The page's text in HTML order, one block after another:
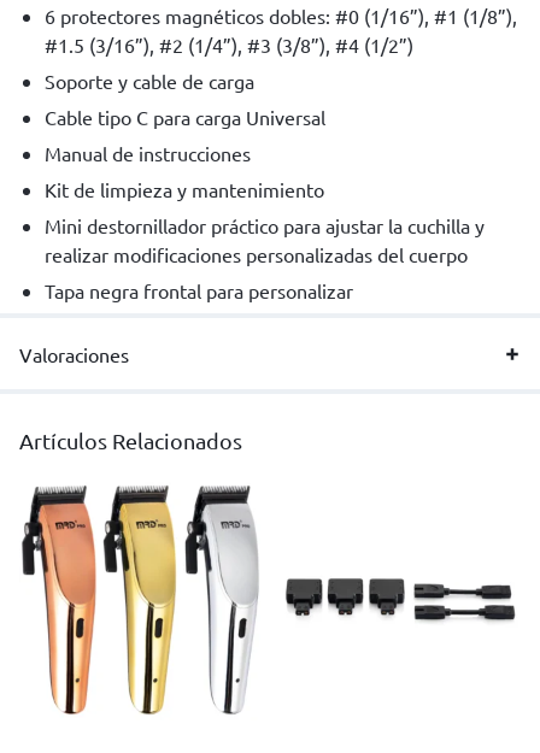
6 protectores magnéticos dobles: #0 (1/16”), #1 (1/8”),
#1.5 (3/16”), #2 (1/4”), #3 (3/8”), #4 (1/2”)
Soporte y cable de carga
Cable tipo C para carga Universal
Manual de instrucciones
Kit de limpieza y mantenimiento
Mini destornillador práctico para ajustar la cuchilla y
realizar modificaciones personalizadas del cuerpo
Tapa negra frontal para personalizar
Valoraciones
Artículos Relacionados